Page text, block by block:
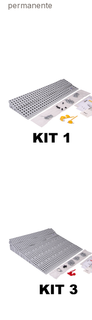
permanente